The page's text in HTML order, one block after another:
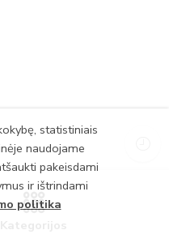
statistiniais
naudojame
pakeisdami
ir ištrindami
politika